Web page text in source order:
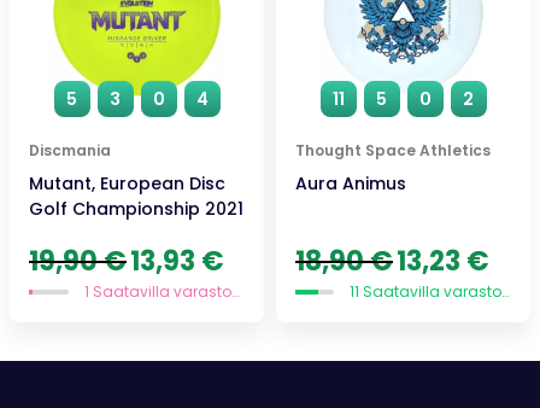
5 3 0 4
Discmania
Mutant, European Disc
Golf Championship 2021
19,90€ Alkuperäinen
hinta
oli:
13,93 € Nykyinen
on:
1 Saatavilla varastossa
11 5 0 2
Thought Space Athletics
Aura Animus
18,90€ Alkuperäinen
hinta
oli:
13,23 €
on:
11 Saatavilla varastossa